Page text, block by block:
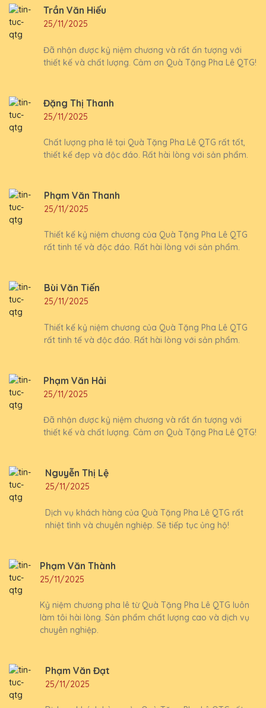
Trần Văn Hiếu
25/11/2025
Đã nhận được kỷ niệm chương và rất ấn tượng với
thiết kế và chất lượng. Cảm ơn Quà Tặng Pha Lê QTG!
Đặng Thị Thanh
25/11/2025
Chất lượng pha lê tại Quà Tặng Pha Lê QTG rất tốt,
thiết kế đẹp và độc đáo. Rất hài lòng với sản phẩm.
Phạm Văn Thanh
25/11/2025
Thiết kế kỷ niệm chương của Quà Tặng Pha Lê QTG
rất tinh tế và độc đáo. Rất hài lòng với sản phẩm.
Bùi Văn Tiến
25/11/2025
Thiết kế kỷ niệm chương của Quà Tặng Pha Lê QTG
rất tinh tế và độc đáo. Rất hài lòng với sản phẩm.
Phạm Văn Hải
25/11/2025
Đã nhận được kỷ niệm chương và rất ấn tượng với
thiết kế và chất lượng. Cảm ơn Quà Tặng Pha Lê QTG!
Nguyễn Thị Lệ
25/11/2025
Dịch vụ khách hàng của Quà Tặng Pha Lê QTG rất
nhiệt tình và chuyên nghiệp. Sẽ tiếp tục ủng hộ!
Phạm Văn Thành
25/11/2025
Kỷ niệm chương pha lê từ Quà Tặng Pha Lê QTG luôn
làm tôi hài lòng. Sản phẩm chất lượng cao và dịch vụ
chuyên nghiệp.
Phạm Văn Đạt
25/11/2025